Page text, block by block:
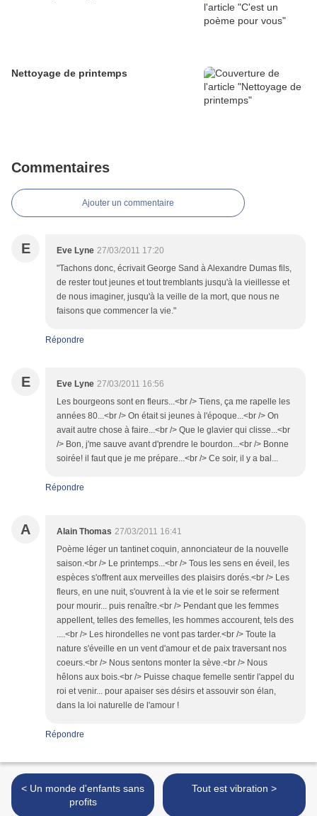
Nettoyage de printemps
Commentaires
Ajouter un commentaire
E Eve Lyne 27/03/2011 17:20
"Tachons donc, écrivait George Sand à Alexandre Dumas fils,
de rester tout jeunes et tout tremblants jusqu'à la vieillesse et
de nous imaginer, jusqu'à la veille de la mort, que nous ne
faisons que commencer la vie."
Répondre
E Eve Lyne 27/03/2011 16:56
Les bourgeons sont en fleurs...<br /> Tiens, ça me rapelle les
années 80...<br /> On était si jeunes à l'époque...<br /> On
avait autre chose à faire...<br /> Que le glavier qui clisse...<br
/> Bon, j'me sauve avant d'prendre le bourdon...<br /> Bonne
soirée! il faut que je me prépare...<br /> Ce soir, il y a bal...
Répondre
A Alain Thomas 27/03/2011 16:41
Poème léger un tantinet coquin, annonciateur de la nouvelle
saison.<br /> Le printemps...<br /> Tous les sens en éveil, les
espèces s'offrent aux merveilles des plaisirs dorés.<br /> Les
fleurs, en une nuit, s'ouvrent à la vie et le soir se referment
pour mourir... puis renaître.<br /> Pendant que les femmes
appellent, telles des femelles, les hommes accourent, tels des
....<br /> Les hirondelles ne vont pas tarder.<br /> Toute la
nature s'éveille en un vent d'amour et de paix traversant nos
coeurs.<br /> Nous sentons monter la sève.<br /> Nous
hêlons aux bois.<br /> Puisse chaque femelle sentir l'appel du
roi et venir... pour apaiser ses désirs et assouvir son élan,
dans la loi naturelle de l'amour !
Répondre
< Un monde d'enfants sans
profits
Tout est vibration >